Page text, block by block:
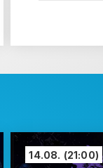
14.08. (21:00)